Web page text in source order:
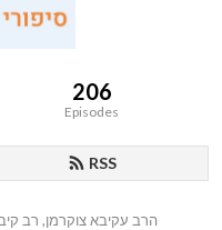
206
Episodes
RSS
הרב עקיבא צוקרמן, רב